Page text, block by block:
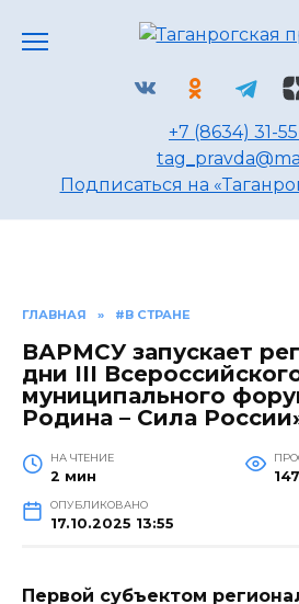
+7 (8634) 31-
Подписаться на
ГЛАВНАЯ » #В СТРАНЕ
ВАРМСУ запускает
дни III
муниципального
Родина – Сила
НА ЧТЕНИЕ
2 мин 147
ОПУБЛИКОВАНО
17.10.2025 13:55
Первой субъектом